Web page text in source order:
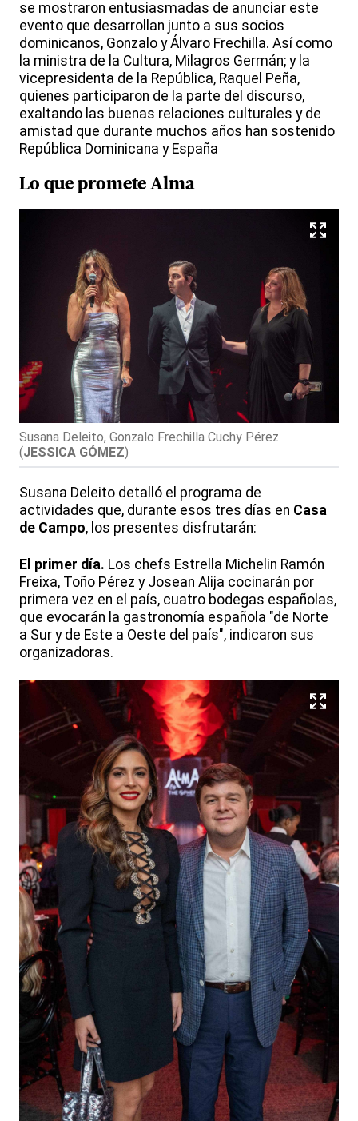
se mostraron entusiasmadas de anunciar este
evento que desarrollan junto a sus socios
dominicanos, Gonzalo y Álvaro Frechilla. Así como
la ministra de la Cultura, Milagros Germán; y la
vicepresidenta de la República, Raquel Peña,
quienes participaron de la parte del discurso,
exaltando las buenas relaciones culturales y de
amistad que durante muchos años han sostenido
República Dominicana y España
Lo que promete Alma
Susana Deleito, Gonzalo Frechilla Cuchy Pérez.
(JESSICA GÓMEZ)
Susana Deleito detalló el programa de
actividades que, durante esos tres días en Casa
de Campo, los presentes disfrutarán:
El primer día. Los chefs Estrella Michelin Ramón
Freixa, Toño Pérez y Josean Alija cocinarán por
primera vez en el país, cuatro bodegas españolas,
que evocarán la gastronomía española "de Norte
a Sur y de Este a Oeste del país", indicaron sus
organizadoras.